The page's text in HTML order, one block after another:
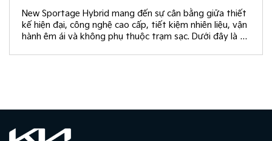
New Sportage Hybrid mang đến sự cân bằng giữa thiết
kế hiện đại, công nghệ cao cấp, tiết kiệm nhiên liệu, vận
hành êm ái và không phụ thuộc trạm sạc. Dưới đây là 10